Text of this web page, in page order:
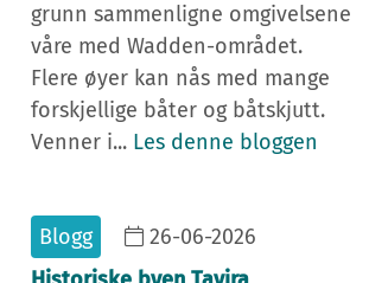
grunn sammenligne omgivelsene
våre med Wadden-området.
Flere øyer kan nås med mange
forskjellige båter og båtskjutt.
Venner i... Les denne bloggen
Blogg
26-06-2026